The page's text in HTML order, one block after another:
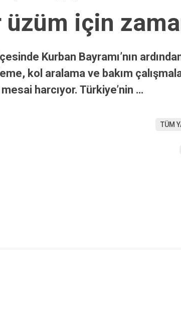
için
Kurban Bayramı’nın
kol aralama ve bakım
harcıyor. Türkiye’nin …
TÜM